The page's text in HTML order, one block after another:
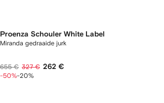
Proenza Schouler White Label
Miranda gedraaide jurk
655 € 327 € 262 €
-50%-20%